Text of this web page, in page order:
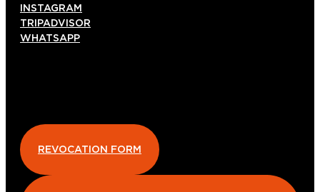
INSTAGRAM
TRIPADVISOR
WHATSAPP
REVOCATION FORM